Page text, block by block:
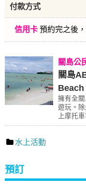
付款方式
信用卡 預約完之後
關島公
關島
Beach
擁有全
遊玩。
上摩托
水上活動
預訂